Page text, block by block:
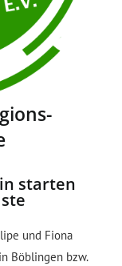
starten
und Fiona
Böblingen bzw.